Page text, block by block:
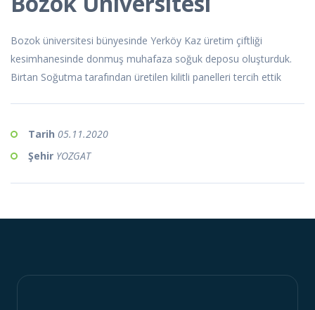
Bozok üniversitesi bünyesinde Yerköy Kaz üretim çiftliği
kesimhanesinde donmuş muhafaza soğuk deposu oluşturduk.
Birtan Soğutma tarafından üretilen kilitli panelleri tercih ettik
Tarih 05.11.2020
Şehir YOZGAT